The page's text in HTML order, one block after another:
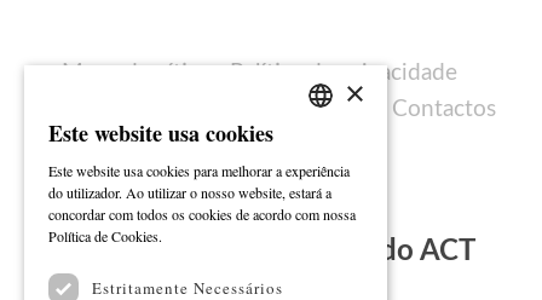
Mapa do sítio
Política de privacidade
Ficha técnica Contactos
Subscreva a Newsletter do ACT
ENGLISH
×
Este website usa cookies
Este website usa cookies para melhorar a experiência
do utilizador. Ao utilizar o nosso website, estará a
concordar com todos os cookies de acordo com nossa
Política de Cookies.
Estritamente Necessários